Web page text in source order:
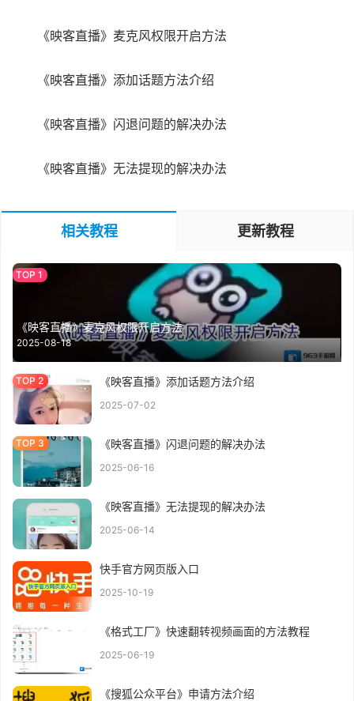
《映客直播》麦克风权限开启方法
《映客直播》添加话题方法介绍
《映客直播》闪退问题的解决办法
《映客直播》无法提现的解决办法
相关教程 更新教程
《映客直播》麦克风权限开启方法
2025-08-18
《映客直播》添加话题方法介绍
2025-07-02
《映客直播》闪退问题的解决办法
2025-06-16
《映客直播》无法提现的解决办法
2025-06-14
快手官方网页版入口
2025-10-19
《格式工厂》快速翻转视频画面的方法教程
2025-06-19
《搜狐公众平台》申请方法介绍